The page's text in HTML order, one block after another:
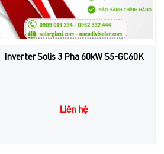
Inverter Solis 3 Pha 60kW S5-GC60K
Liên hệ